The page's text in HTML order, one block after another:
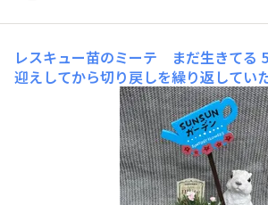
レスキュー苗のミーテ まだ生きてる
迎えしてから切り戻しを繰り返してい
を見ました❗️でもまだまだ暑い盛り🥵蒸
切り戻ししておこうと思ってます✂️ 園
こと⬇️https://sunsungarden.jp/